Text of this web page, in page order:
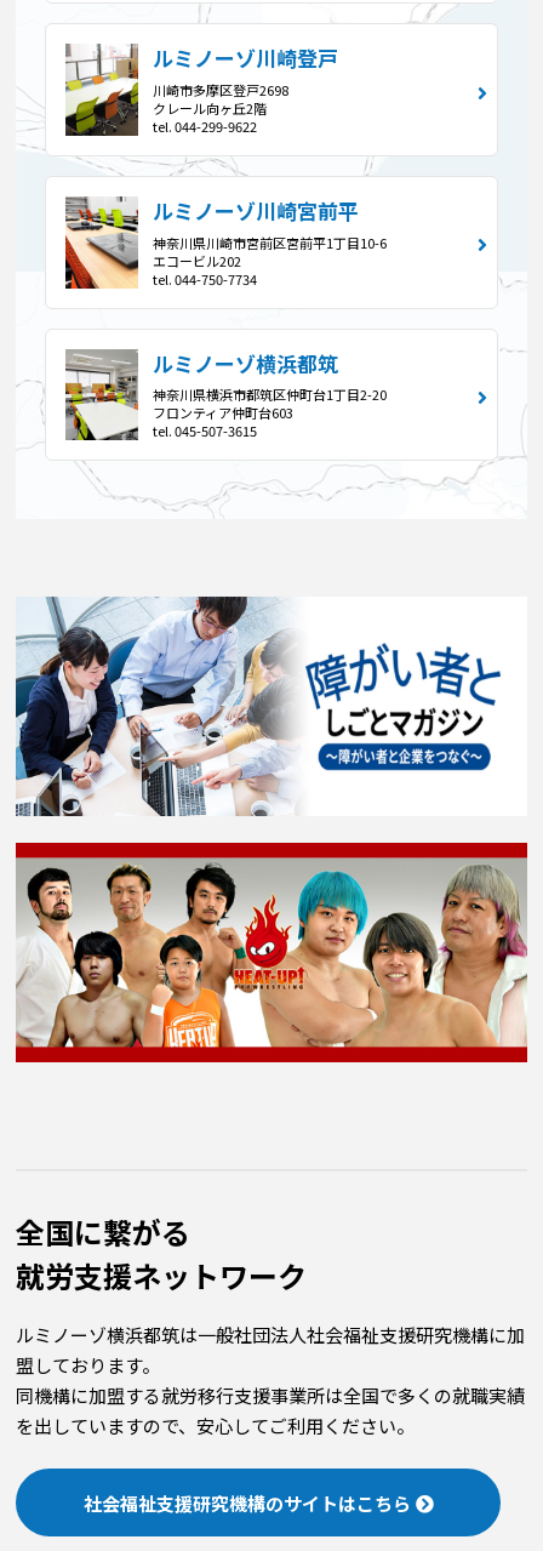
ルミノーゾ川崎登戸
川崎市多摩区登戸2698
クレール向ヶ丘2階
tel. 044-299-9622
ルミノーゾ川崎宮前平
神奈川県川崎市宮前区宮前平1丁目10-6
エコービル202
tel. 044-750-7734
ルミノーゾ横浜都筑
神奈川県横浜市都筑区仲町台1丁目2-20
フロンティア仲町台603
tel. 045-507-3615
全国に繋がる
就労⽀援ネットワーク
ルミノーゾ横浜都筑は一般社団法人社会福祉支援研究機構に加
盟しております。
同機構に加盟する就労移行支援事業所は全国で多くの就職実績
を出していますので、安心してご利用ください。
社会福祉支援研究機構のサイトはこちら